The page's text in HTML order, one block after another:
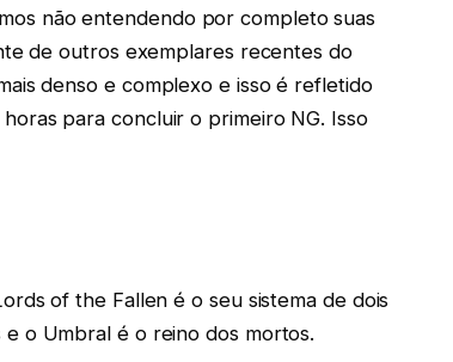
não entendendo por completo suas
de outros exemplares recentes do
denso e complexo e isso é refletido
para concluir o primeiro NG. Isso
of the Fallen é o seu sistema de dois
o Umbral é o reino dos mortos.